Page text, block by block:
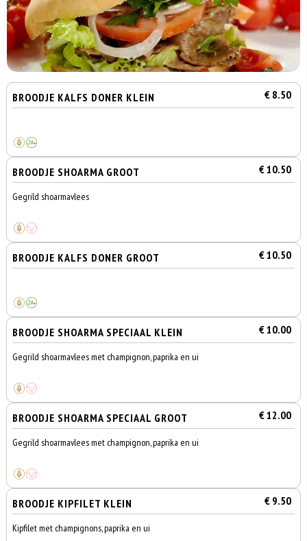
BROODJE KALFS DONER KLEIN € 8.50
BROODJE SHOARMA GROOT € 10.50
Gegrild shoarmavlees
BROODJE KALFS DONER GROOT € 10.50
BROODJE SHOARMA SPECIAAL KLEIN € 10.00
Gegrild shoarmavlees met champignon, paprika en ui
BROODJE SHOARMA SPECIAAL GROOT € 12.00
Gegrild shoarmavlees met champignon, paprika en ui
BROODJE KIPFILET KLEIN € 9.50
Kipfilet met champignons, paprika en ui